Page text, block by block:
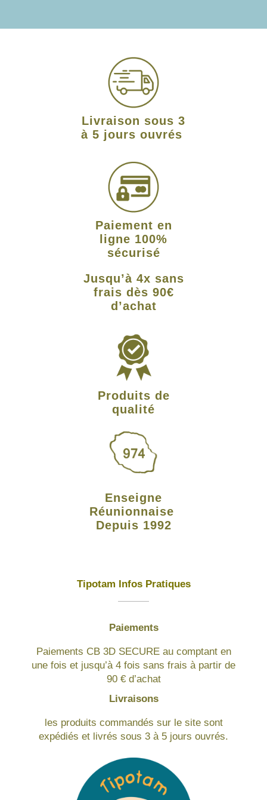
Livraison sous 3
à 5 jours ouvrés
Paiement en
ligne 100%
sécurisé
Jusqu’à 4x sans
frais dès 90€
d’achat
Produits de
qualité
Enseigne
Réunionnaise
Depuis 1992
Tipotam Infos Pratiques
Paiements
Paiements CB 3D SECURE au comptant en
une fois et jusqu’à 4 fois sans frais à partir de
90 € d’achat
Livraisons
les produits commandés sur le site sont
expédiés et livrés sous 3 à 5 jours ouvrés.